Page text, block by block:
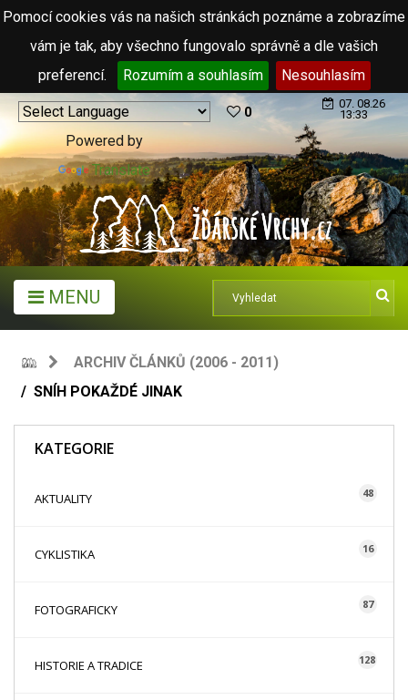
Pomocí cookies vás na našich stránkách poznáme a zobrazíme
vám je tak, aby všechno fungovalo správně a dle vašich
preferencí.
Rozumím a souhlasím Nesouhlasím
Powered by
Translate
0
07. 08.26
13:33
MENU
ARCHIV ČLÁNKŮ (2006 - 2011)
SNÍH POKAŽDÉ JINAK
KATEGORIE
AKTUALITY 48
CYKLISTIKA 16
FOTOGRAFICKY 87
HISTORIE A TRADICE 128